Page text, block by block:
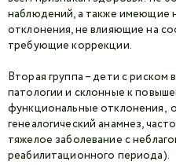
наблюдений, а также имеющие
отклонения, не влияющие на
требующие коррекции.
Вторая группа – дети с
патологии и склонные к
функциональные отклонения,
генеалогический анамнез,
тяжелое заболевание с
реабилитационного периода).